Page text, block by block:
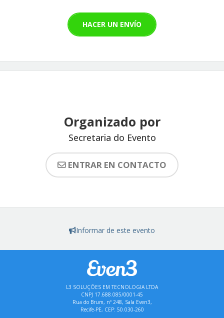
HACER UN ENVÍO
Organizado por
Secretaria do Evento
ENTRAR EN CONTACTO
Informar de este evento
L3 SOLUÇÕES EM TECNOLOGIA LTDA
CNPJ 17.688.085/0001-45
Rua do Brum, nº 248, Sala Even3,
Recife-PE, CEP: 50.030-260